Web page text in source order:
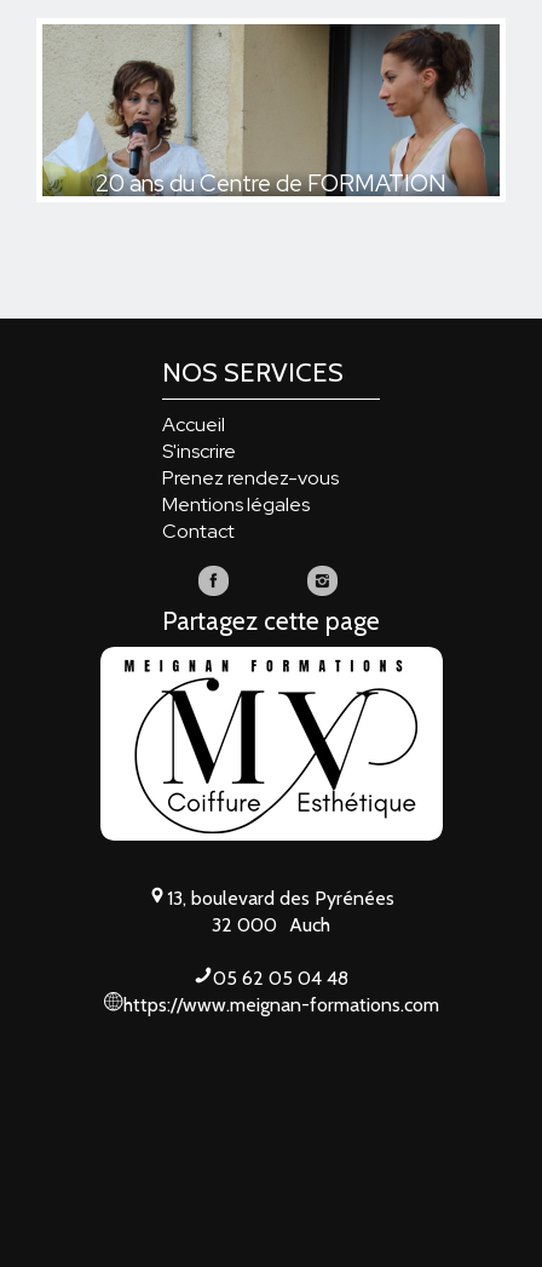
Créations du SALON & Institut d’A
20 ans du Centre de FORMATION
NOS SERVICES
Accueil
S'inscrire
Prenez rendez-vous
Mentions légales
Contact
Formations
sur
Facebook
sur
Instagram
Partagez cette page
13, boulevard des Pyrénées
32 000 Auch
05 62 05 04 48
https://www.meignan-formations.com